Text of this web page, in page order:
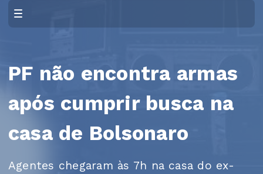
PF não encontra armas
após cumprir busca na
casa de Bolsonaro
Agentes chegaram às 7h na casa do ex-